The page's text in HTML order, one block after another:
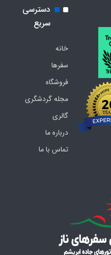
دسترسی
سریع
خانه
سفرها
فروشگاه
مجله گردشگری
گالری
درباره ما
تماس با ما